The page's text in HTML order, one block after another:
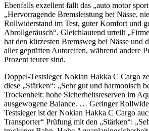
Ebenfalls exzellent fällt das „auto motor
„Hervorragende Bremsleistung bei Nässe,
Rollwiderstand im Test, guter Komfort und
Abrollgeräusch“. Gleichlautend urteilt
hat den kürzesten Bremsweg bei Nässe und
aller geprüften Autoreifen, während andere
Prozent teurer sind.
Doppel-Testsieger Nokian Hakka C Cargo
diese „Stärken“: „Sehr gut und harmonisch
Trockenheit: hohe Sicherheitsreserven im
ausgewogene Balance. … Geringer
Testsieger ist der Nokian Hakka C Cargo
Transporter“ Prüfung mit den „Stärken“: